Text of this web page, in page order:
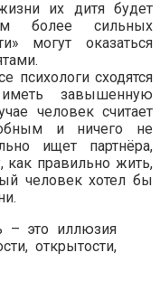
их дитя будет
более сильных
могут оказаться
психологи сходятся
завышенную
человек считает
и ничего не
ищет партнёра,
как правильно жить,
человек хотел бы
– это иллюзия
открытости,